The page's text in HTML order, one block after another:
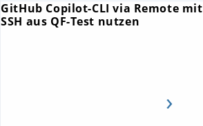
GitHub Copilot-CLI via Remote mit
SSH aus QF-Test nutzen